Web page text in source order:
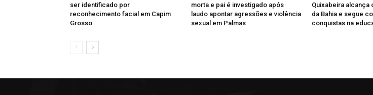
ser identificado por
reconhecimento facial em Capim
Grosso
morta e pai é investigado após
laudo apontar agressões e violência
sexual em Palmas
Quixabeira alcança
da Bahia e segue
conquistas na